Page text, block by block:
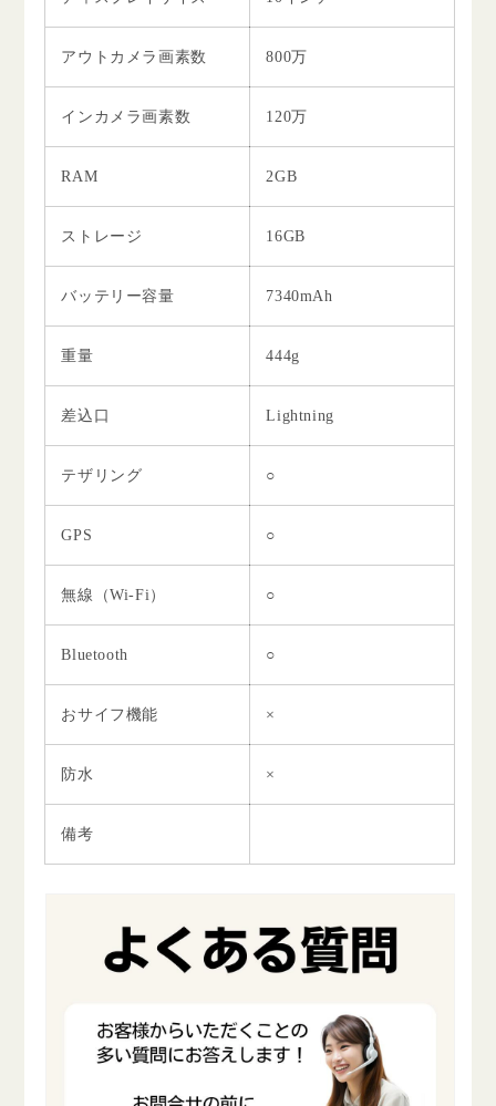
アウトカメラ画素数 800万
インカメラ画素数 120万
RAM 2GB
ストレージ 16GB
バッテリー容量 7340mAh
重量 444g
差込口 Lightning
テザリング ○
GPS ○
無線（Wi-Fi） ○
Bluetooth ○
おサイフ機能 ×
防水 ×
備考